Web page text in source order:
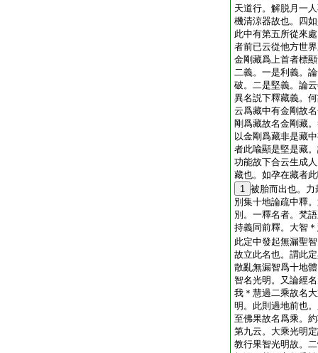
天道行。解脱月一
機清涼器故也。四
此中有第五所從來
者前已云從他方世
金剛藏爲上首者標
二義。一是利義。
破。二是堅義。論
異名説下釋藏義。
云爲藏中有金剛故
剛爲藏故名金剛藏
以金剛爲藏非是藏
者此喩顯是堅是藏
功能故下合云生成
藏也。如孕在藏者
1 被胎而出也。
別集十地論疏中釋
別。一釋名者。梵
持義同前釋。大智
此定中發起無漏聖
故立此名也。謂此
散亂無漏智爲十地
智名光明。又論經
我＊慧過二乘故名
明。此則過地前也
至佛果故名爲乘。
第九云。大乘光明
教行果智光明故。